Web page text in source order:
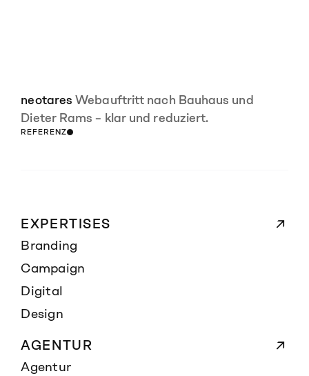
neotares Webauftritt nach Bauhaus und
Dieter Rams – klar und reduziert.
REFERENZ
EXPERTISES
Branding
Campaign
Digital
Design
AGENTUR
Agentur